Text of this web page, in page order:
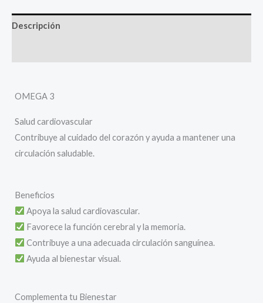
Descripción
OMEGA 3
Salud cardiovascular
Contribuye al cuidado del corazón y ayuda a mantener una
circulación saludable.
Beneficios
Apoya la salud cardiovascular.
Favorece la función cerebral y la memoria.
Contribuye a una adecuada circulación sanguínea.
Ayuda al bienestar visual.
Complementa tu Bienestar